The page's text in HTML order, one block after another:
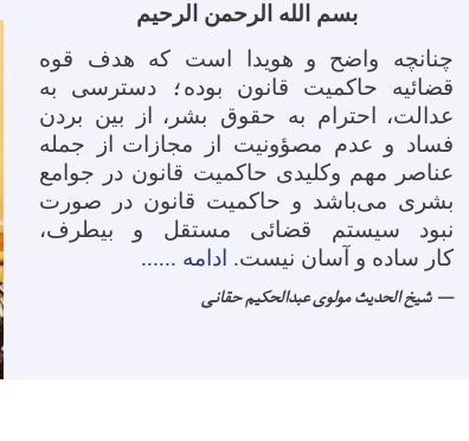
بسم الله الرحمن الرحیم
چنانچه واضح و هویدا است که هدف قوه
قضائیه حاکمیت قانون بوده؛ دسترسی به
عدالت، احترام به حقوق بشر، از بین بردن
فساد و عدم مصؤونیت از مجازات از جمله
عناصر مهم وکلیدی حاکمیت قانون در جوامع
بشری می‌باشد و حاکمیت قانون در صورت
نبود سیستم قضائی مستقل و بیطرف،
کار ساده و آسان نیست. ادامه ......
شیخ الحدیث مولوی عبدالحکیم حقانی